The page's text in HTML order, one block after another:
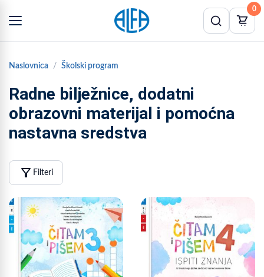
0
Naslovnica Školski program
Radne bilježnice, dodatni
obrazovni materijal i pomoćna
nastavna sredstva
filter_alt Filteri